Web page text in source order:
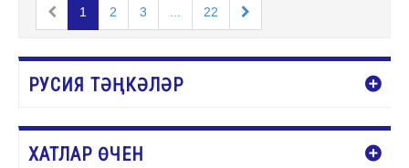
1 2 3 ... 22
РУСИЯ ТӘҢКӘЛӘР
ХАТЛАР ӨЧЕН